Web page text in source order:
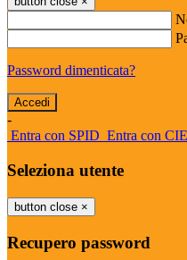
Password dimenticata?
-
Entra con SPID Entra con CIE
Seleziona utente
button close ×
Recupero password